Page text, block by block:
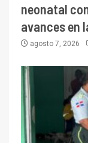
neonatal
avances en
agosto 7, 2026